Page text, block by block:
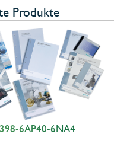
Produkte
6AP40-6NA4